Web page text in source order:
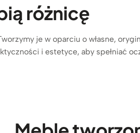
różnicę
je w oparciu o własne,
i estetyce, aby spełniać